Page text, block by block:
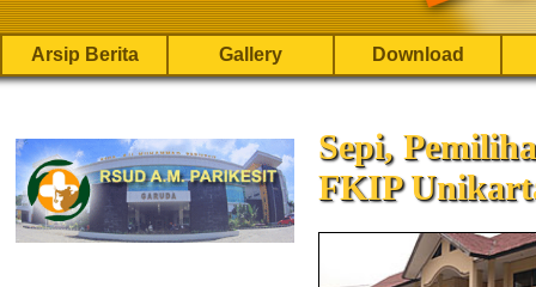
Arsip Berita Gallery Download
Sepi,
FKIP